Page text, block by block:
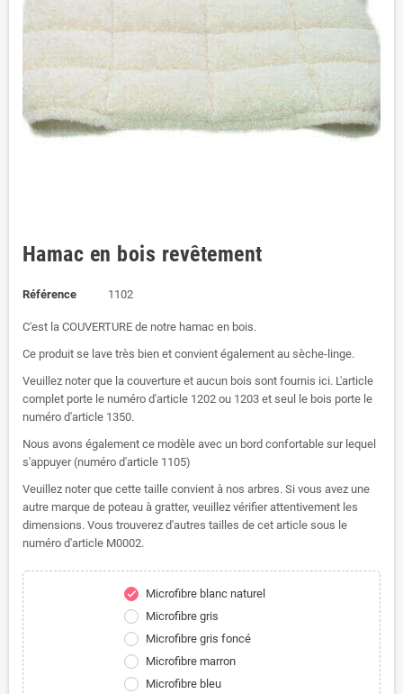
Hamac en bois revêtement
Référence 1102
C'est la COUVERTURE de notre hamac en bois.
Ce produit se lave très bien et convient également au sèche-linge.
Veuillez noter que la couverture et aucun bois sont fournis ici. L'article
complet porte le numéro d'article 1202 ou 1203 et seul le bois porte le
numéro d'article 1350.
Nous avons également ce modèle avec un bord confortable sur lequel
s'appuyer (numéro d'article 1105)
Veuillez noter que cette taille convient à nos arbres. Si vous avez une
autre marque de poteau à gratter, veuillez vérifier attentivement les
dimensions. Vous trouverez d'autres tailles de cet article sous le
numéro d'article M0002.
check
Microfibre blanc naturel
Microfibre gris
Microfibre gris foncé
Microfibre marron
Microfibre bleu